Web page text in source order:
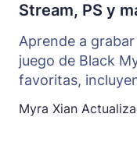
Stream, PS y
Aprende a
juego de Black
favoritas,
Myra Xian